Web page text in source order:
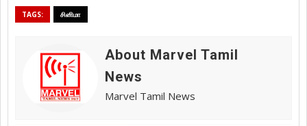
TAGS: சினிமா
About Marvel Tamil
News
Marvel Tamil News